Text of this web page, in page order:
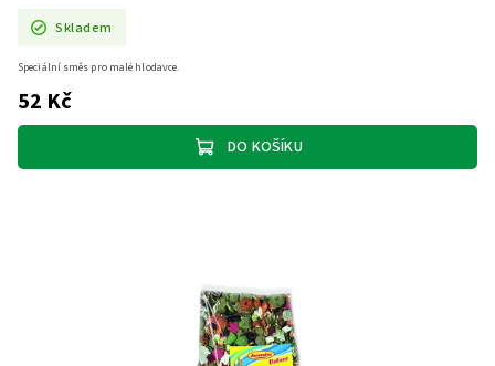
Skladem
52 Kč
DO KOŠÍKU
Speciální směs pro malé hlodavce.